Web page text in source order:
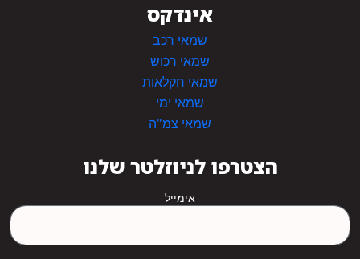
אינדקס
שמאי רכב
שמאי רכוש
שמאי חקלאות
שמאי ימי
שמאי צמ"ה
הצטרפו לניוזלטר שלנו
אימייל